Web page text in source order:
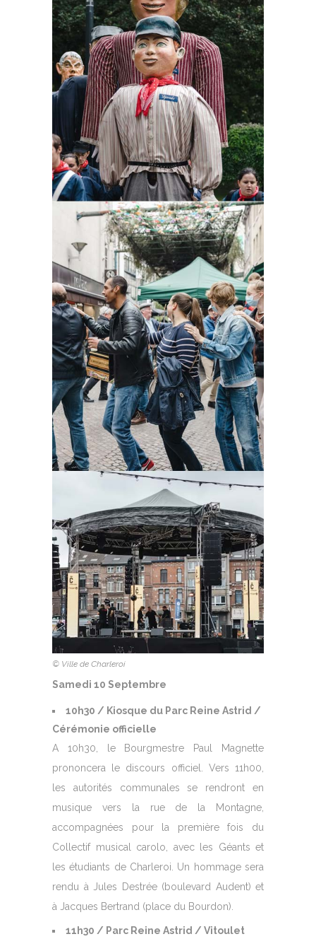
© Ville de Charleroi
Samedi 10 Septembre
10h30 / Kiosque du Parc Reine Astrid /
Cérémonie officielle
A 10h30, le Bourgmestre Paul Magnette
prononcera le discours officiel. Vers 11h00,
les autorités communales se rendront en
musique vers la rue de la Montagne,
accompagnées pour la première fois du
Collectif musical carolo, avec les Géants et
les étudiants de Charleroi. Un hommage sera
rendu à Jules Destrée (boulevard Audent) et
à Jacques Bertrand (place du Bourdon).
11h30 / Parc Reine Astrid / Vitoulet